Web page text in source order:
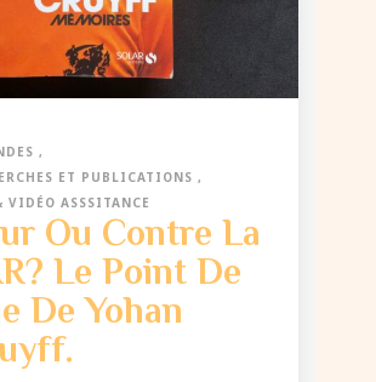
ET PUBLICATIONS
VIDÉO ASSSITANCE
Ou Contre La
Le Point De
De Yohan